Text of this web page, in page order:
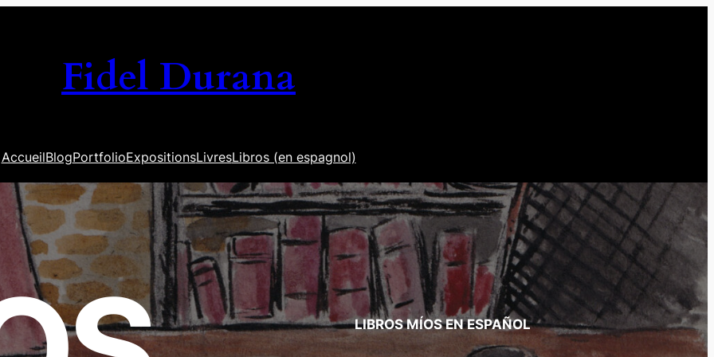
Fidel Durana
AccueilBlogPortfolioExpositionsLivresLibros (en espagnol)
LIBROS MÍOS EN ESPAÑOL